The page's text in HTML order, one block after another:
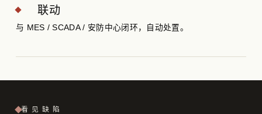
联动
与 MES / SCADA / 安防中心闭环，自动处置。
看见缺陷